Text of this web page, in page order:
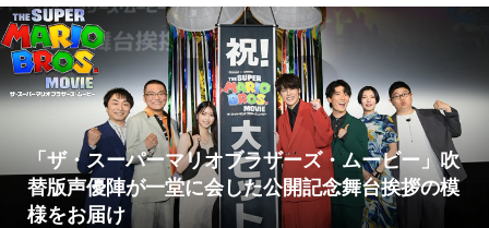
「ザ・スーパーマリオブラザーズ・ムービー」吹
替版声優陣が一堂に会した公開記念舞台挨拶の模
様をお届け